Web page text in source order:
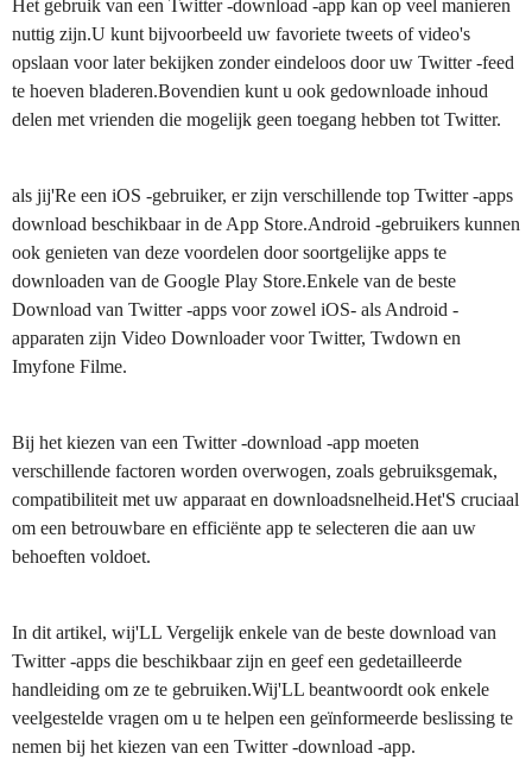
Het gebruik van een Twitter -download -app kan op veel manieren
nuttig zijn.U kunt bijvoorbeeld uw favoriete tweets of video's
opslaan voor later bekijken zonder eindeloos door uw Twitter -feed
te hoeven bladeren.Bovendien kunt u ook gedownloade inhoud
delen met vrienden die mogelijk geen toegang hebben tot Twitter.
als jij'Re een iOS -gebruiker, er zijn verschillende top Twitter -apps
download beschikbaar in de App Store.Android -gebruikers kunnen
ook genieten van deze voordelen door soortgelijke apps te
downloaden van de Google Play Store.Enkele van de beste
Download van Twitter -apps voor zowel iOS- als Android -
apparaten zijn Video Downloader voor Twitter, Twdown en
Imyfone Filme.
Bij het kiezen van een Twitter -download -app moeten
verschillende factoren worden overwogen, zoals gebruiksgemak,
compatibiliteit met uw apparaat en downloadsnelheid.Het'S cruciaal
om een betrouwbare en efficiënte app te selecteren die aan uw
behoeften voldoet.
In dit artikel, wij'LL Vergelijk enkele van de beste download van
Twitter -apps die beschikbaar zijn en geef een gedetailleerde
handleiding om ze te gebruiken.Wij'LL beantwoordt ook enkele
veelgestelde vragen om u te helpen een geïnformeerde beslissing te
nemen bij het kiezen van een Twitter -download -app.